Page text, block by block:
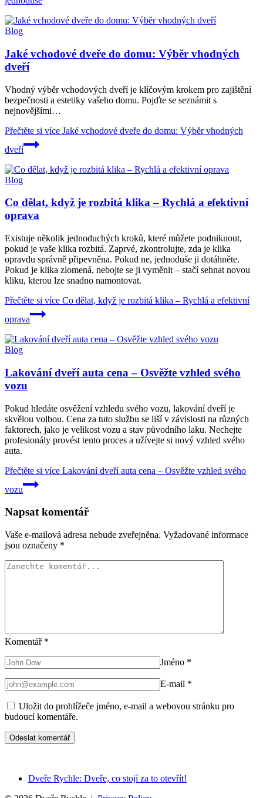
Blog
Jaké vchodové dveře do domu: Výběr vhodných
dveří
Vhodný výběr vchodových dveří je klíčovým krokem pro zajištění
bezpečnosti a estetiky vašeho domu. Pojďte se seznámit s
nejnovějšími…
Přečtěte si více Jaké vchodové dveře do domu: Výběr vhodných
dveří
Blog
Co dělat, když je rozbitá klika – Rychlá a efektivní
oprava
Existuje několik jednoduchých kroků, které můžete podniknout,
pokud je vaše klika rozbitá. Zaprvé, zkontrolujte, zda je klika
opravdu správně připevněna. Pokud ne, jednoduše ji dotáhněte.
Pokud je klika zlomená, nebojte se ji vyměnit – stačí sehnat novou
kliku, kterou lze snadno namontovat.
Přečtěte si více Co dělat, když je rozbitá klika – Rychlá a efektivní
oprava
Blog
Lakování dveří auta cena – Osvěžte vzhled svého
vozu
Pokud hledáte osvěžení vzhledu svého vozu, lakování dveří je
skvělou volbou. Cena za tuto službu se liší v závislosti na různých
faktorech, jako je velikost vozu a stav původního laku. Nechejte
profesionály provést tento proces a užívejte si nový vzhled svého
auta.
Přečtěte si více Lakování dveří auta cena – Osvěžte vzhled svého
vozu
Napsat komentář
Vaše e-mailová adresa nebude zveřejněna. Vyžadované informace
jsou označeny *
Komentář *
Jméno *
E-mail *
Uložit do prohlížeče jméno, e-mail a webovou stránku pro
budoucí komentáře.
Dveře Rychle: Dveře, co stojí za to otevřít!